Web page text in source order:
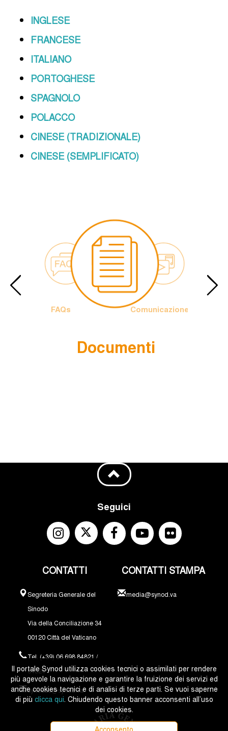
INGLESE
FRANCESE
ITALIANO
PORTOGHESE
SPAGNOLO
POLACCO
CINESE (TRADIZIONALE)
CINESE (SEMPLIFICATO)
FAQs
Documenti
Comunicazione
Seguici
CONTATTI
Segreteria Generale del
Sinodo
Via della Conciliazione 34
00120 Città del Vaticano
Tel. (+39) 06 698 84821 /
84324
synodus@synod.va
CONTATTI STAMPA
media@synod.va
Il portale Synod utilizza cookies tecnici o assimilati per rendere
più agevole la navigazione e garantire la fruizione dei servizi ed
anche cookies tecnici e di analisi di terze parti. Se vuoi saperne
di più clicca qui. Chiudendo questo banner acconsenti all’uso
dei cookies.
Acconsento